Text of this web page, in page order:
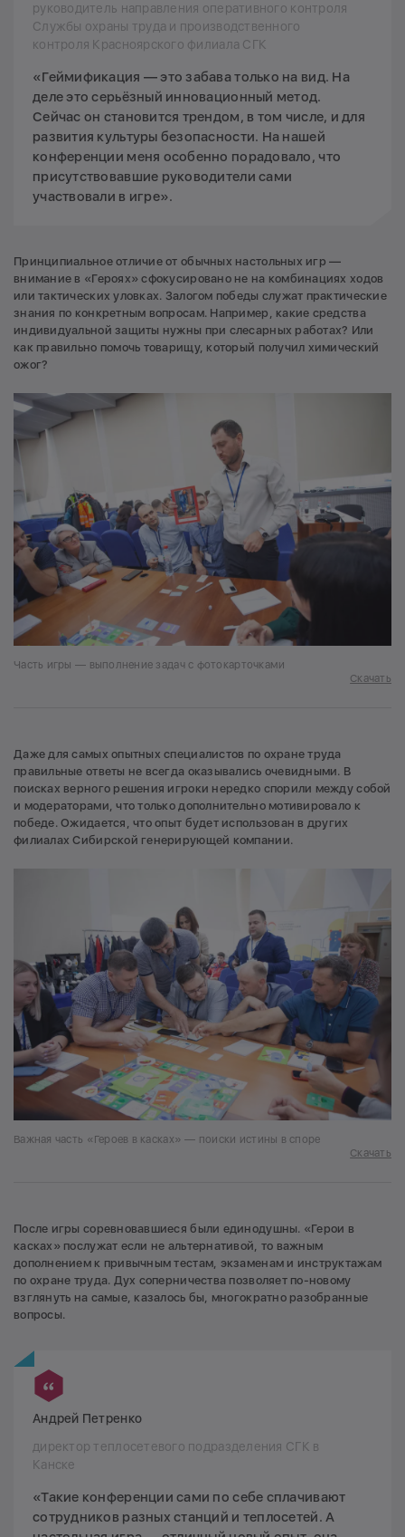
руководитель направления оперативного контроля
Службы охраны труда и производственного
контроля Красноярского филиала СГК
«Геймификация — это забава только на вид. На
деле это серьёзный инновационный метод.
Сейчас он становится трендом, в том числе, и для
развития культуры безопасности. На нашей
конференции меня особенно порадовало, что
присутствовавшие руководители сами
участвовали в игре».
Принципиальное отличие от обычных настольных игр —
внимание в «Героях» сфокусировано не на комбинациях ходов
или тактических уловках. Залогом победы служат практические
знания по конкретным вопросам. Например, какие средства
индивидуальной защиты нужны при слесарных работах? Или
как правильно помочь товарищу, который получил химический
ожог?
Часть игры — выполнение задач с фотокарточками
Скачать
Даже для самых опытных специалистов по охране труда
правильные ответы не всегда оказывались очевидными. В
поисках верного решения игроки нередко спорили между собой
и модераторами, что только дополнительно мотивировало к
победе. Ожидается, что опыт будет использован в других
филиалах Сибирской генерирующей компании.
Важная часть «Героев в касках» — поиски истины в споре
Скачать
После игры соревновавшиеся были единодушны. «Герои в
касках» послужат если не альтернативой, то важным
дополнением к привычным тестам, экзаменам и инструктажам
по охране труда. Дух соперничества позволяет по-новому
взглянуть на самые, казалось бы, многократно разобранные
вопросы.
Андрей Петренко
директор теплосетевого подразделения СГК в
Канске
«Такие конференции сами по себе сплачивают
сотрудников разных станций и теплосетей. А